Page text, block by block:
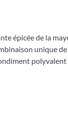
épicée de la
unique